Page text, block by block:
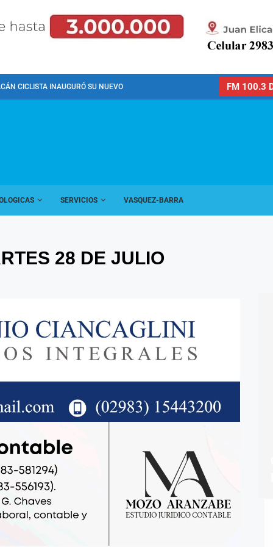
CICLISTA INAUGURÓ SU NUEVO PREDIO PARA LA... FM 100.3
SERVICIOS VASQUEZ-BARRA
28 DE JULIO